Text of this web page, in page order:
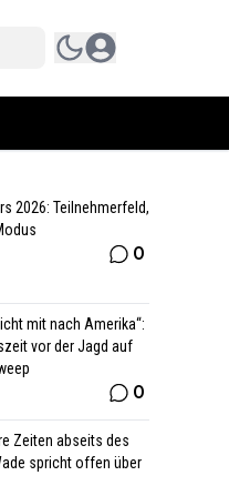
2026: Teilnehmerfeld,
0
mit nach Amerika“:
vor der Jagd auf
0
Zeiten abseits des
spricht offen über